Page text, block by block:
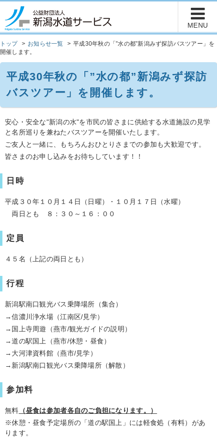
トップ お知らせ一覧
平成30年秋の「”水の都”新潟みず探訪バスツアー」を
開催します。
平成30年秋の「”水の都”新潟みず探訪
バスツアー」を開催します。
安心・安全な"新潟の水"を市民の皆さまに供給する水道施設の見学
と名所巡りを兼ねたバスツアーを開催いたします。
ご友人と一緒に、もちろんおひとりさまでの参加も大歓迎です。
皆さまのお申し込みをお待ちしています！！
日時
平成３０年１０月１４日（日曜）・１０月１７日（水曜）
両日とも ８：３０～１６：００
定員
４５名（上記の両日とも）
行程
新潟駅南口観光バス乗降場所（集合）
→信濃川浄水場（江南区/見学）
→国上寺周遊（燕市/観光ガイドの説明）
→道の駅国上（燕市/休憩・昼食）
→大河津資料館（燕市/見学）
→新潟駅南口観光バス乗降場所（解散）
参加料
無料 （昼食は参加者各自のご負担になります。）
※休憩・昼食予定場所の「道の駅国上」には軽食処（有料）があ
ります。